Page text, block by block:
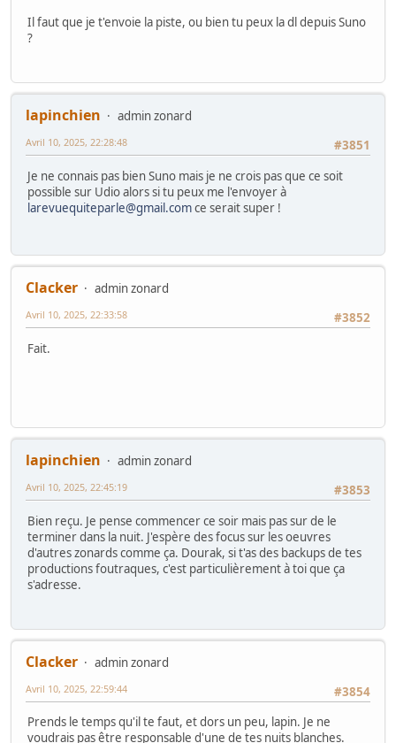
Il faut que je t'envoie la piste, ou bien tu peux la dl depuis Suno
?
lapinchien
admin zonard
#3851
Avril 10, 2025, 22:28:48
Je ne connais pas bien Suno mais je ne crois pas que ce soit
possible sur Udio alors si tu peux me l'envoyer à
larevuequiteparle@gmail.comce serait super !
Clacker
admin zonard
#3852
Avril 10, 2025, 22:33:58
Fait.
lapinchien
admin zonard
#3853
Avril 10, 2025, 22:45:19
Bien reçu. Je pense commencer ce soir mais pas sur de le
terminer dans la nuit. J'espère des focus sur les oeuvres
d'autres zonards comme ça. Dourak, si t'as des backups de tes
productions foutraques, c'est particulièrement à toi que ça
s'adresse.
Clacker
admin zonard
#3854
Avril 10, 2025, 22:59:44
Prends le temps qu'il te faut, et dors un peu, lapin. Je ne
voudrais pas être responsable d'une de tes nuits blanches.